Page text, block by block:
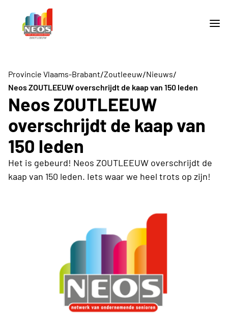
Provincie Vlaams-Brabant/Zoutleeuw/Nieuws/
Neos ZOUTLEEUW overschrijdt de kaap van 150 leden
Neos ZOUTLEEUW
overschrijdt de kaap van
150 leden
Het is gebeurd! Neos ZOUTLEEUW overschrijdt de
kaap van 150 leden. Iets waar we heel trots op zijn!